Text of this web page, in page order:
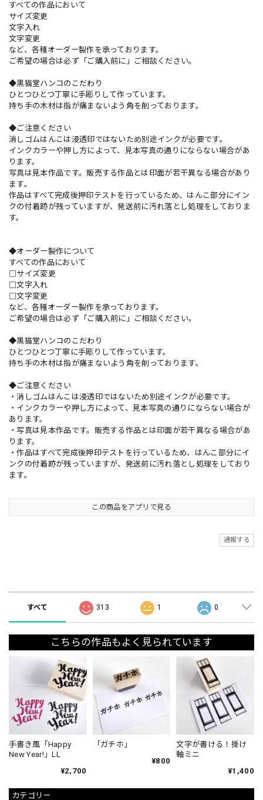
カテゴリー
すべての作品において
サイズ変更
文字入れ
文字変更
など、各種オーダー製作を承っております。
ご希望の場合は必ず「ご購入前に」ご相談ください。
◆黒猫堂ハンコのこだわり
ひとつひとつ丁寧に手彫りして作っています。
持ち手の木材は指が痛まないよう角を削っております。
◆ご注意ください
消しゴムはんこは浸透印ではないため別途インクが必要です。
インクカラーや押し方によって、見本写真の通りにならない場合があ
ります。
写真は見本作品です。販売する作品とは印面が若干異なる場合があり
ます。
作品はすべて完成後押印テストを行っているため、はんこ部分にイン
クの付着跡が残っていますが、発送前に汚れ落とし処理をしておりま
す。
◆オーダー製作について
すべての作品において
□サイズ変更
□文字入れ
□文字変更
など、各種オーダー製作を承っております。
ご希望の場合は必ず「ご購入前に」ご相談ください。
◆黒猫堂ハンコのこだわり
ひとつひとつ丁寧に手彫りして作っています。
持ち手の木材は指が痛まないよう角を削っております。
◆ご注意ください
・消しゴムはんこは浸透印ではないため別途インクが必要です。
・インクカラーや押し方によって、見本写真の通りにならない場合が
あります。
・写真は見本作品です。販売する作品とは印面が若干異なる場合があ
ります。
・作品はすべて完成後押印テストを行っているため、はんこ部分にイ
ンクの付着跡が残っていますが、発送前に汚れ落とし処理をしており
ます。
この商品をアプリで見る
通報する
すべて 313 1 0
こちらの作品もよく見られています
手書き風「Happy
New Year!」LL
¥2,700
「ガチホ」
¥800
文字が書ける！掛け
軸ミニ
¥1,400